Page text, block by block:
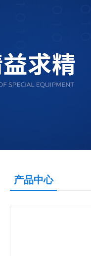
产品中心